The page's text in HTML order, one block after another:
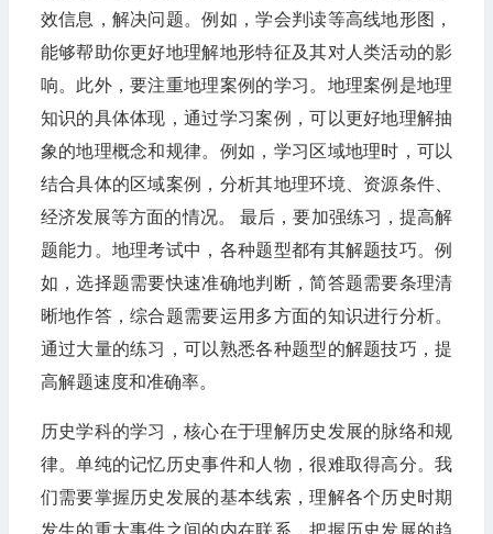
效信息，解决问题。例如，学会判读等高线地形图，
能够帮助你更好地理解地形特征及其对人类活动的影
响。此外，要注重地理案例的学习。地理案例是地理
知识的具体体现，通过学习案例，可以更好地理解抽
象的地理概念和规律。例如，学习区域地理时，可以
结合具体的区域案例，分析其地理环境、资源条件、
经济发展等方面的情况。 最后，要加强练习，提高解
题能力。地理考试中，各种题型都有其解题技巧。例
如，选择题需要快速准确地判断，简答题需要条理清
晰地作答，综合题需要运用多方面的知识进行分析。
通过大量的练习，可以熟悉各种题型的解题技巧，提
高解题速度和准确率。
历史学科的学习，核心在于理解历史发展的脉络和规
律。单纯的记忆历史事件和人物，很难取得高分。我
们需要掌握历史发展的基本线索，理解各个历史时期
发生的重大事件之间的内在联系，把握历史发展的趋